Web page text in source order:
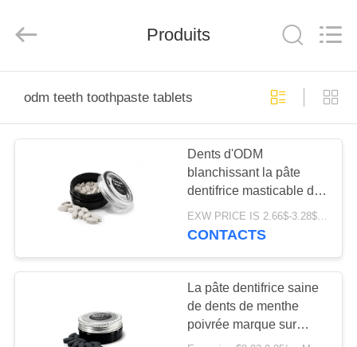
PRODUITS
VIDÉOS
SUJET
ORAL
CARE
Produits
odm teeth toothpaste tablets
Dents d'ODM
blanchissant la pâte
dentifrice masticable de
saveur de cacao de
Tablettes avec du
EXW PRICE IS 2.66$-3.28$/BOTTLE MOQ:boîte de 60pcs *100
CONTACTS
La pâte dentifrice saine
de dents de menthe
poivrée marque sur
tablette les Tablettes